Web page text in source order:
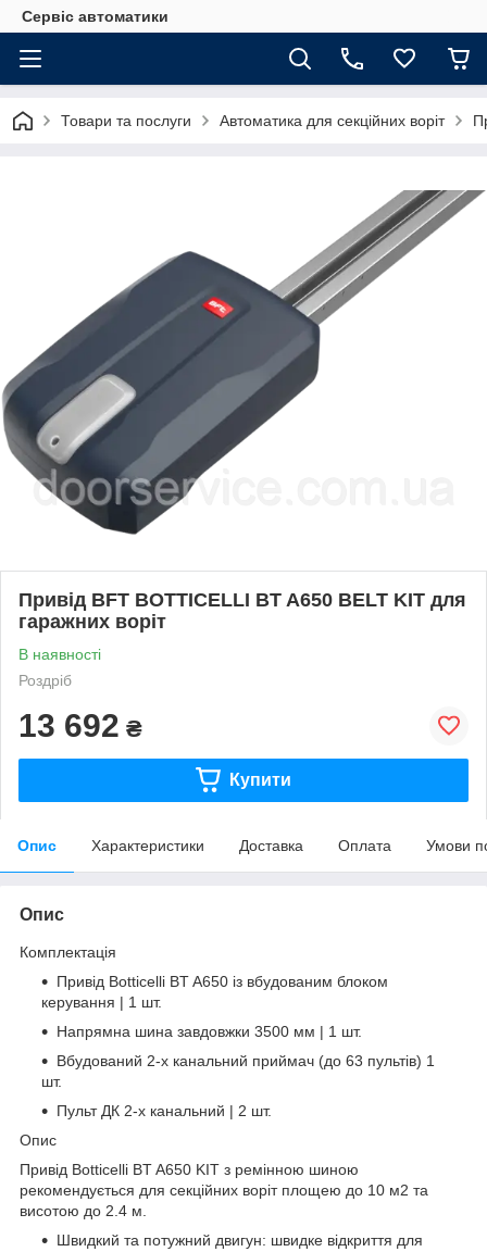
Сервіс автоматики
Товари та послуги Автоматика для секційних воріт
Привід BFT BOTTICELLI BT A650 BELT KIT для
гаражних воріт
В наявності
Роздріб
13 692 ₴
Купити
Опис Характеристики Доставка Оплата Умови
Опис
Комплектація
Привід Botticelli BT A650 із вбудованим блоком
керування | 1 шт.
Напрямна шина завдовжки 3500 мм | 1 шт.
Вбудований 2-х канальний приймач (до 63 пультів) 1
шт.
Пульт ДК 2-х канальний | 2 шт.
Опис
Привід Botticelli BT A650 KIT з ремінною шиною
рекомендується для секційних воріт площею до 10 м2 та
висотою до 2.4 м.
Швидкий та потужний двигун: швидке відкриття для